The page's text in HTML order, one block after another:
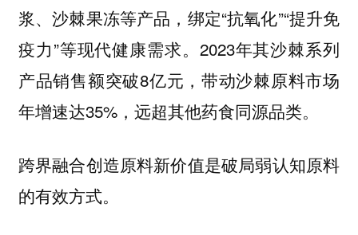
浆、沙棘果冻等产品，绑定“抗氧化”“提升免
疫力”等现代健康需求。2023年其沙棘系列
产品销售额突破8亿元，带动沙棘原料市场
年增速达35%，远超其他药食同源品类。
跨界融合创造原料新价值是破局弱认知原料
的有效方式。